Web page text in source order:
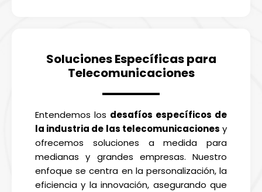
Soluciones Específicas para
Telecomunicaciones
Entendemos los desafíos específicos de
la industria de las telecomunicaciones y
ofrecemos soluciones a medida para
medianas y grandes empresas. Nuestro
enfoque se centra en la personalización, la
eficiencia y la innovación, asegurando que